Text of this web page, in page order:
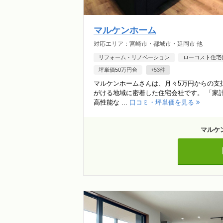
マルケンホーム
対応エリア：宮崎市・都城市・延岡市 他
リフォーム・リノベーション ローコスト住
坪単価50万円台 +53件
マルケンホームさんは、月々5万円からの
がける地域に密着した住宅会社です。 「家
高性能な ... 口コミ・坪単価を見る
マルケ